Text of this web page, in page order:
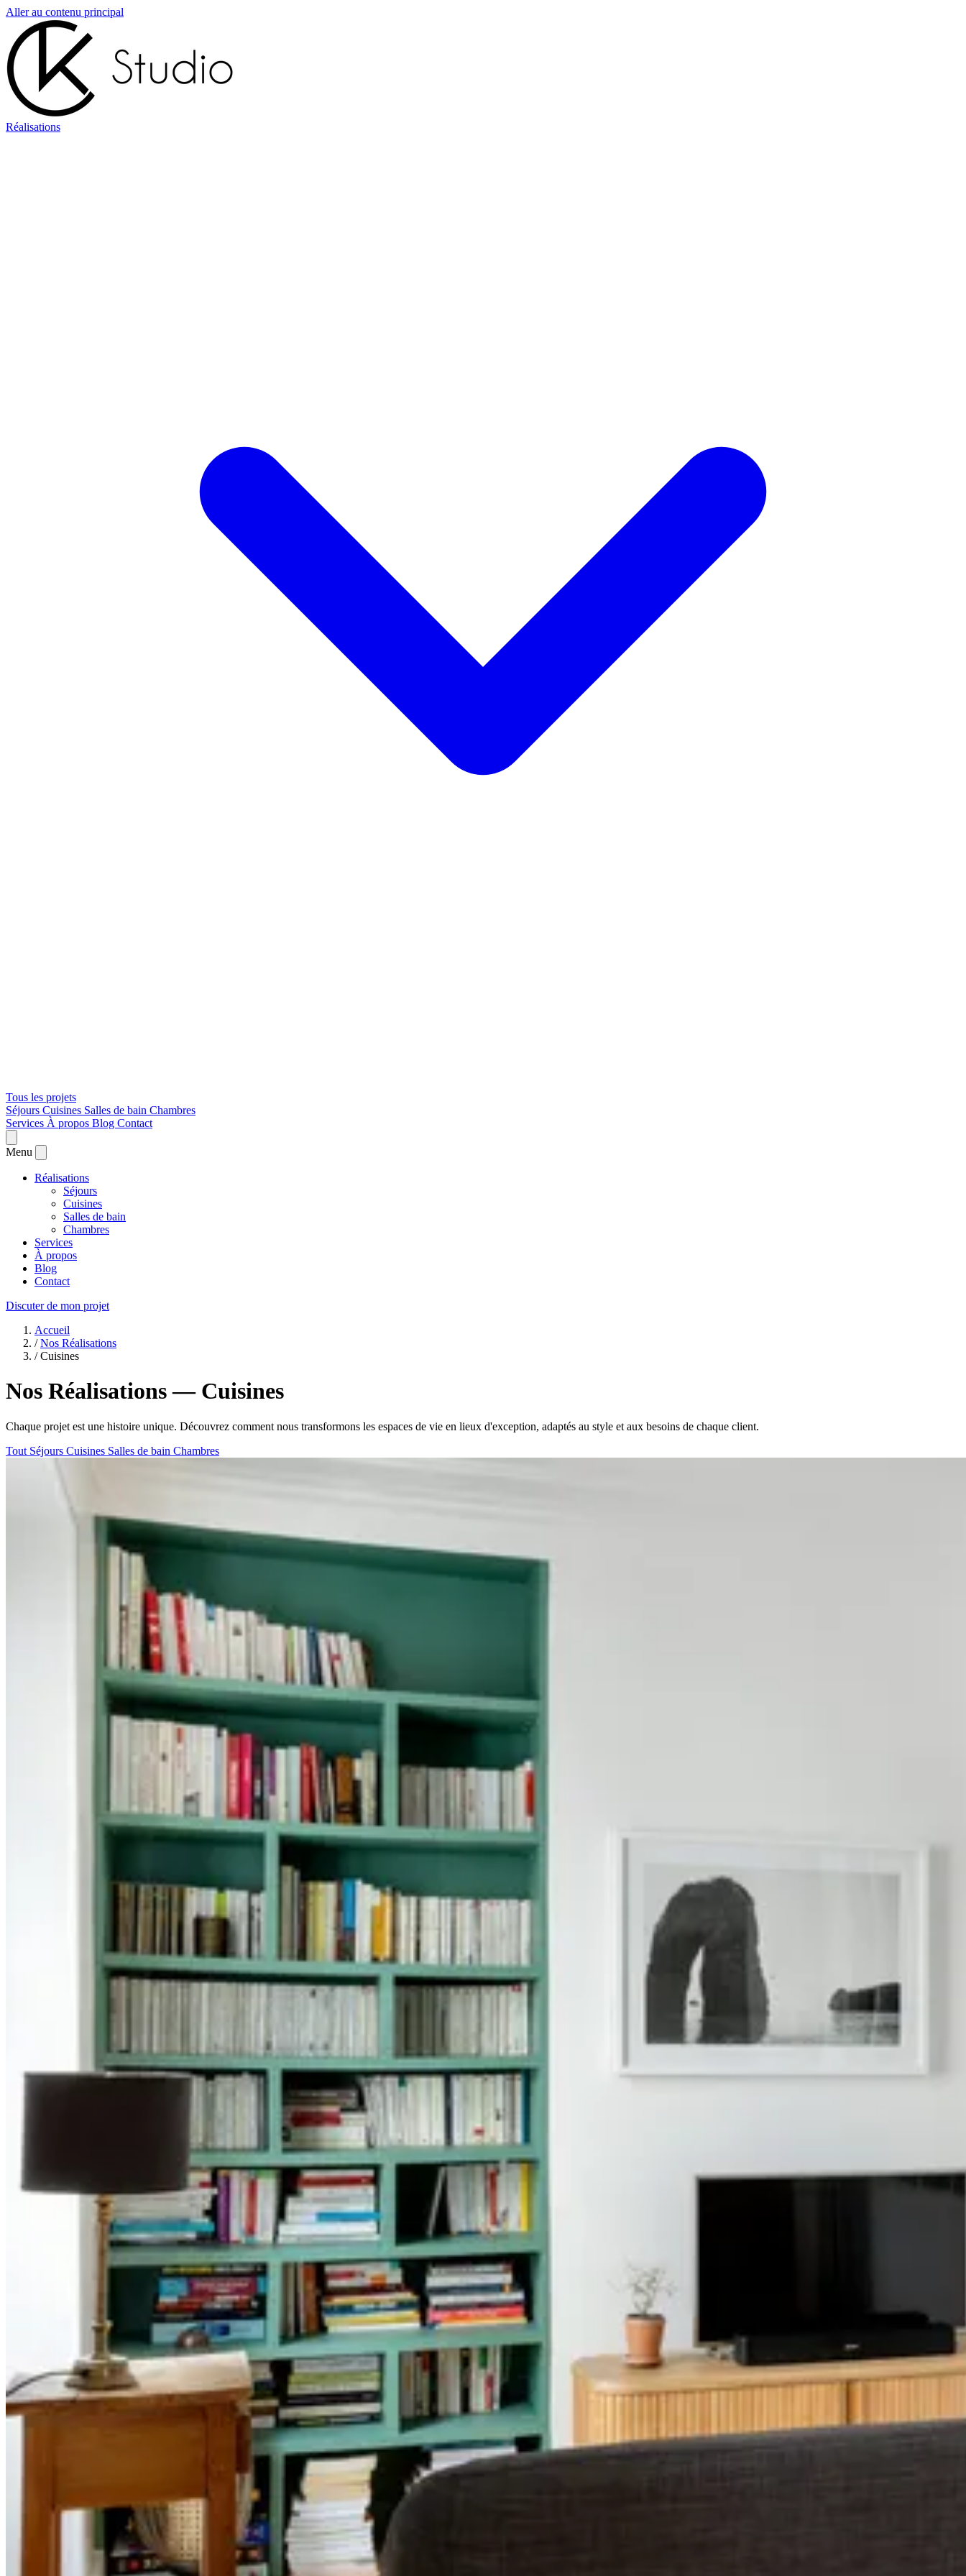
Aller au contenu principal
Réalisations
Tous les projets
Séjours Cuisines Salles de bain Chambres
Services À propos Blog Contact
Menu
Réalisations
Séjours
Cuisines
Salles de bain
Chambres
Services
À propos
Blog
Contact
Discuter de mon projet
Accueil
/ Nos Réalisations
/ Cuisines
Nos Réalisations — Cuisines
Chaque projet est une histoire unique. Découvrez comment nous transformons les espaces de vie en lieux d'exception, adaptés au style et aux besoins de chaque client.
Tout Séjours Cuisines Salles de bain Chambres